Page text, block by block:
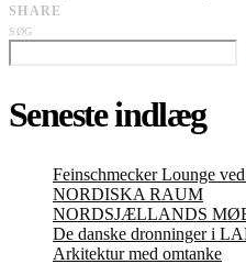
SHARE
SØG
Seneste indlæg
Feinschmecker Lounge
NORDISKA RAUM
NORDSJÆLLANDS
De danske dronninger i
Arkitektur med omtanke